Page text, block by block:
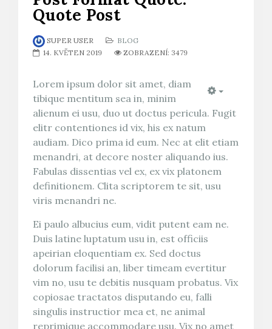
Quote Post
SUPER USER
BLOG
14. KVĚTEN 2019
ZOBRAZENÍ: 3479
Lorem ipsum dolor sit amet, diam
tibique mentitum sea in, minim
alienum ei usu, duo ut doctus pericula. Fugit
elitr contentiones id vix, his ex natum
audiam. Dico prima id eum. Nec at elit etiam
menandri, at decore noster aliquando ius.
Fabulas dissentias vel ex, ex vix platonem
definitionem. Clita scriptorem te sit, usu
viris menandri ne.
Ei paulo albucius eum, vidit putent eam ne.
Duis latine luptatum usu in, est officiis
apeirian eloquentiam ex. Sed doctus
dolorum facilisi an, liber timeam evertitur
vim no, usu te debitis nusquam probatus. Vix
copiosae tractatos disputando eu, falli
singulis instructior mea et, ne animal
reprimique accommodare usu. Vix no amet